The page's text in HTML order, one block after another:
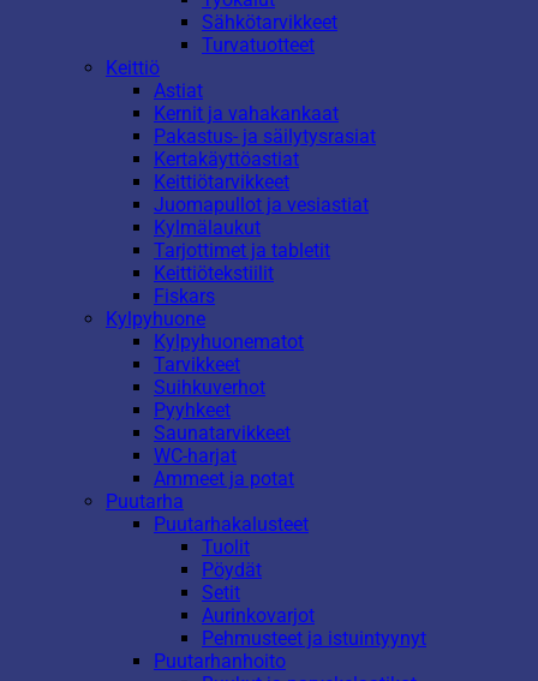
Sähkötarvikkeet
Turvatuotteet
Keittiö
Astiat
Kernit ja vahakankaat
Pakastus- ja säilytysrasiat
Kertakäyttöastiat
Keittiötarvikkeet
Juomapullot ja vesiastiat
Kylmälaukut
Tarjottimet ja tabletit
Keittiötekstiilit
Fiskars
Kylpyhuone
Kylpyhuonematot
Tarvikkeet
Suihkuverhot
Pyyhkeet
Saunatarvikkeet
WC-harjat
Ammeet ja potat
Puutarha
Puutarhakalusteet
Tuolit
Pöydät
Setit
Aurinkovarjot
Pehmusteet ja istuintyynyt
Puutarhanhoito